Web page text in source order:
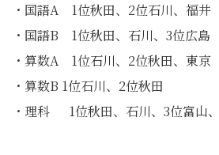
・国語A 1位秋田、2位石川、福井
・国語B 1位秋田、石川、3位広島
・算数A 1位石川、2位秋田、東京
・算数B 1位石川、2位秋田
・理科 1位秋田、石川、3位富山